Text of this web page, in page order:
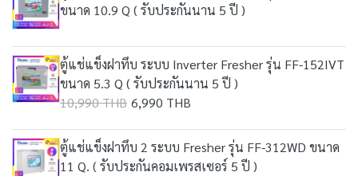
ขนาด 10.9 Q ( รับประกันนาน 5 ปี )
ตู้แช่แข็งฝาทึบ ระบบ Inverter Fresher รุ่น FF-152IVT
ขนาด 5.3 Q ( รับประกันนาน 5 ปี )
10,990 THB 6,990 THB
ตู้แช่แข็งฝาทึบ 2 ระบบ Fresher รุ่น FF-312WD ขนาด
11 Q. ( รับประกันคอมเพรสเซอร์ 5 ปี )